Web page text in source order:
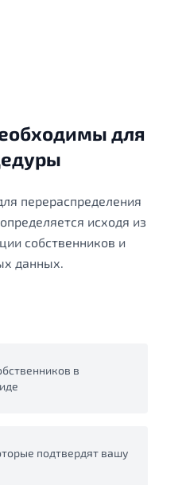
для
перераспределения
исходя из
собственников и
данных.
в
подтвердят вашу